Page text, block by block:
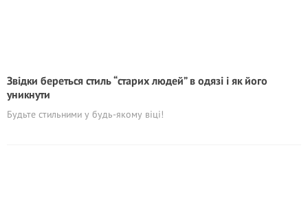
Звідки береться стиль “стapих людей” в одязі і як його
уникнути
Будьте стильними у будь-якому віці!